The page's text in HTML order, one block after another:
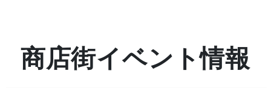
商店街イベント情報